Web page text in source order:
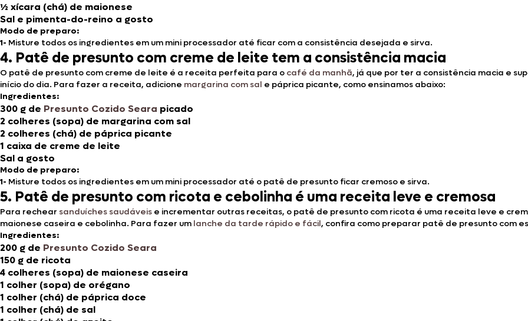
½ xícara (chá) de maionese
Sal e pimenta-do-reino a gosto
Modo de preparo:
1- Misture todos os ingredientes em um mini processador até ficar com a consistência desejada e sirva.
4. Patê de presunto com creme de leite tem a consistência macia
O patê de presunto com creme de leite é a receita perfeita para o café da manhã, já que por ter a consistência macia e
início do dia. Para fazer a receita, adicione margarina com sal e páprica picante, como ensinamos abaixo:
Ingredientes:
300 g de Presunto Cozido Seara picado
2 colheres (sopa) de margarina com sal
2 colheres (chá) de páprica picante
1 caixa de creme de leite
Sal a gosto
Modo de preparo:
1- Misture todos os ingredientes em um mini processador até o patê de presunto ficar cremoso e sirva.
5. Patê de presunto com ricota e cebolinha é uma receita leve e cremosa
Para rechear sanduíches saudáveis e incrementar outras receitas, o patê de presunto com ricota é uma receita leve e
maionese caseira e cebolinha. Para fazer um lanche da tarde rápido e fácil, confira como preparar patê de presunto com
Ingredientes:
200 g de Presunto Cozido Seara
150 g de ricota
4 colheres (sopa) de maionese caseira
1 colher (sopa) de orégano
1 colher (chá) de páprica doce
1 colher (chá) de sal